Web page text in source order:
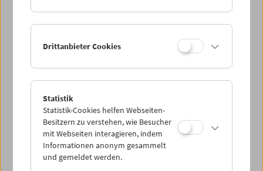
< zurück zur Übersicht
Drittanbieter Cookies
Statistik
Statistik-Cookies helfen Webseiten-
Besitzern zu verstehen, wie Besucher
mit Webseiten interagieren, indem
Informationen anonym gesammelt
und gemeldet werden.